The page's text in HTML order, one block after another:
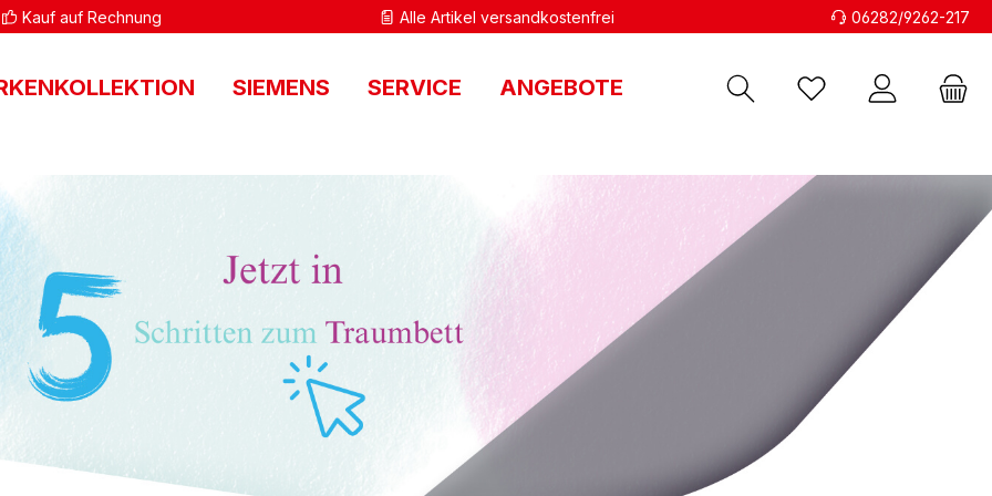
Kauf auf Rechnung Alle Artikel versandkostenfrei 06282/9262-217
SIEMENS SERVICE ANGEBOTE